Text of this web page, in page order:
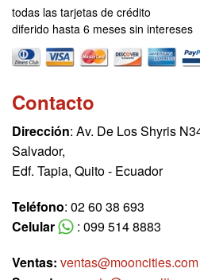
todas las tarjetas de crédito
diferido hasta 6 meses sin intereses
Contacto
Dirección: Av. De Los Shyris
Salvador,
Edf. Tapia, Quito - Ecuador
Teléfono: 02 60 38 693
Celular
: 099 514 8883
Ventas: ventas@mooncities.com